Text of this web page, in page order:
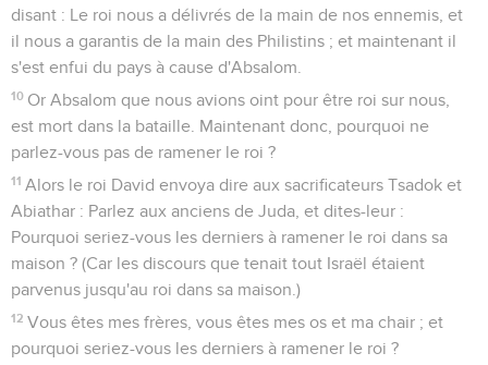
disant : Le roi nous a délivrés de la main de nos ennemis, et
il nous a garantis de la main des Philistins ; et maintenant il
s'est enfui du pays à cause d'Absalom.
10 Or Absalom que nous avions oint pour être roi sur nous,
est mort dans la bataille. Maintenant donc, pourquoi ne
parlez-vous pas de ramener le roi ?
11 Alors le roi David envoya dire aux sacrificateurs Tsadok et
Abiathar : Parlez aux anciens de Juda, et dites-leur :
Pourquoi seriez-vous les derniers à ramener le roi dans sa
maison ? (Car les discours que tenait tout Israël étaient
parvenus jusqu'au roi dans sa maison.)
12 Vous êtes mes frères, vous êtes mes os et ma chair ; et
pourquoi seriez-vous les derniers à ramener le roi ?